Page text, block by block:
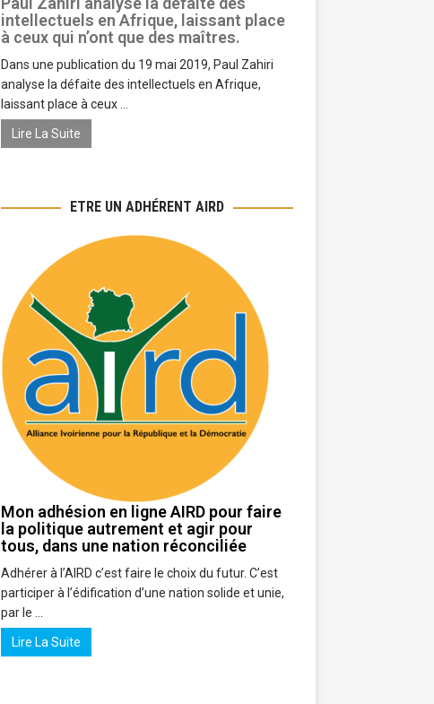
intellectuels en Afrique, laissant place
à ceux qui n’ont que des maîtres.
Dans une publication du 19 mai 2019, Paul Zahiri
analyse la défaite des intellectuels en Afrique,
laissant place à ceux ...
Lire La Suite
ETRE UN ADHÉRENT AIRD
Mon adhésion en ligne AIRD pour faire
la politique autrement et agir pour
tous, dans une nation réconciliée
Adhérer à l’AIRD c’est faire le choix du futur. C’est
participer à l’édification d’une nation solide et unie,
par le …
Lire La Suite